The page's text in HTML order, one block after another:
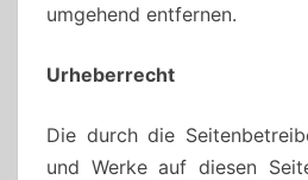
umgehend entfernen.
Urheberrecht
Die durch die
und Werke auf diesen